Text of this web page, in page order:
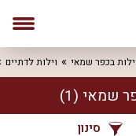
בכפר שמאי וילות לדתיים
שמאי (1)
סינון